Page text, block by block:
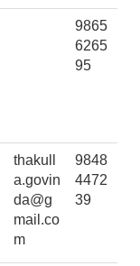
9865
6265
95
thakull
a.govin
da@g
mail.co
m
9848
4472
39